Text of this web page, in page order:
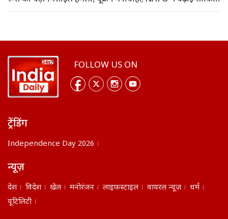
FOLLOW US ON
ट्रेंडिंग
Independence Day 2026
न्यूज़
देश विदेश खेल मनोरंजन लाइफस्टाइल वायरल न्यूज़
धर्म
यूटिलिटी